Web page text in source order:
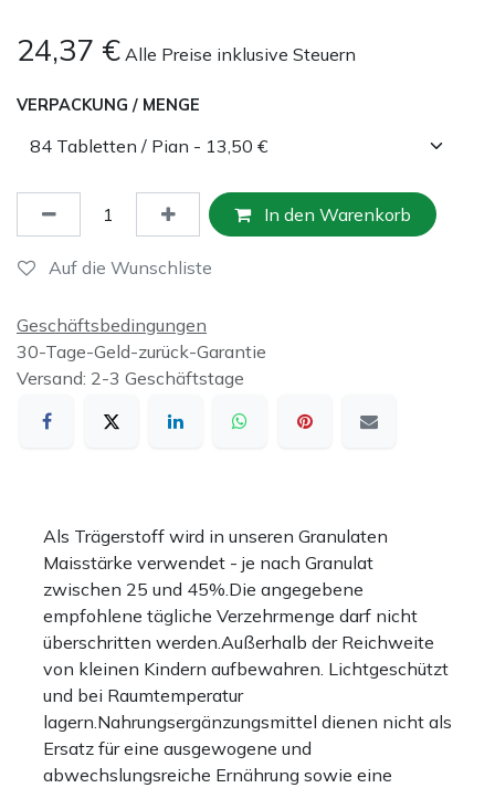
24,37 € Alle Preise inklusive Steuern
VERPACKUNG / MENGE
In den Warenkorb
Auf die Wunschliste
Geschäftsbedingungen
30-Tage-Geld-zurück-Garantie
Versand: 2-3 Geschäftstage
Als Trägerstoff wird in unseren Granulaten
Maisstärke verwendet - je nach Granulat
zwischen 25 und 45%.Die angegebene
empfohlene tägliche Verzehrmenge darf nicht
überschritten werden.Außerhalb der Reichweite
von kleinen Kindern aufbewahren. Lichtgeschützt
und bei Raumtemperatur
lagern.Nahrungsergänzungsmittel dienen nicht als
Ersatz für eine ausgewogene und
abwechslungsreiche Ernährung sowie eine